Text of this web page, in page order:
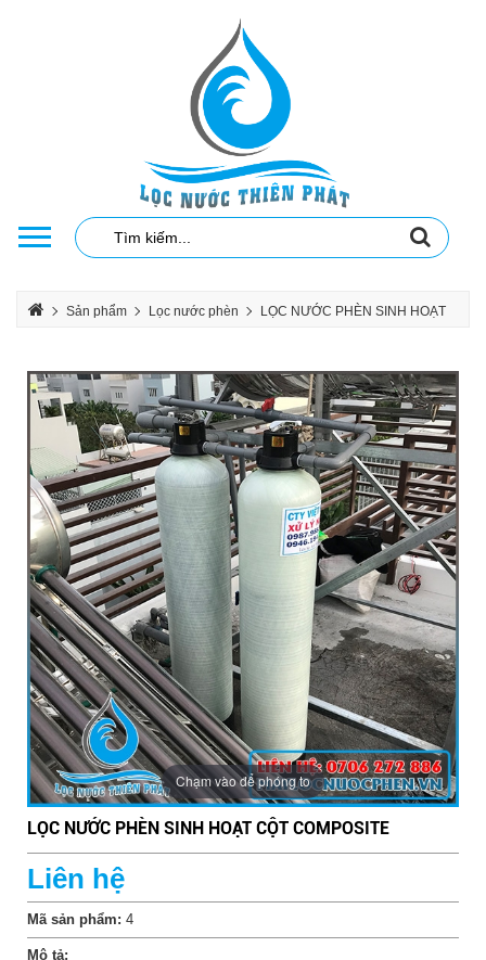
Sản phẩm Lọc nước phèn LỌC NƯỚC PHÈN SINH HOẠT
Chạm vào để phóng to
LỌC NƯỚC PHÈN SINH HOẠT CỘT COMPOSITE
Liên hệ
Mã sản phẩm: 4
Mô tả: